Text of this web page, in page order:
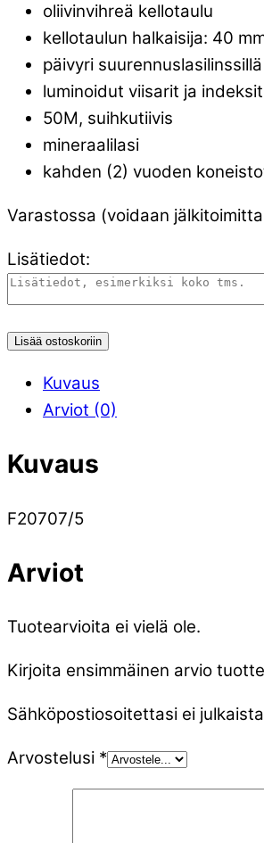
oliivinvihreä kellotaulu
kellotaulun halkaisija: 40
päivyri suurennuslasilinssillä
luminoidut viisarit ja indeksit
50M, suihkutiivis
mineraalilasi
kahden (2) vuoden
Varastossa (voidaan
Lisätiedot:
Lisää ostoskoriin
Kuvaus
Arviot (0)
Kuvaus
F20707/5
Arviot
Tuotearvioita ei vielä ole.
Kirjoita ensimmäinen arvio
Sähköpostiosoitettasi ei
Arvostelusi *